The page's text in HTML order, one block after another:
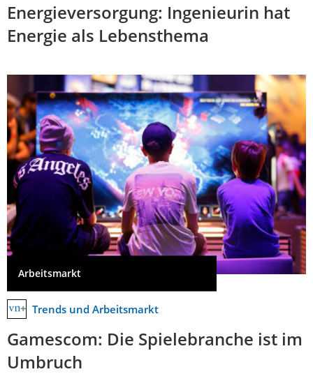
Energieversorgung: Ingenieurin hat
Energie als Lebensthema
Arbeitsmarkt
Trends und Arbeitsmarkt
Gamescom: Die Spielebranche ist im
Umbruch